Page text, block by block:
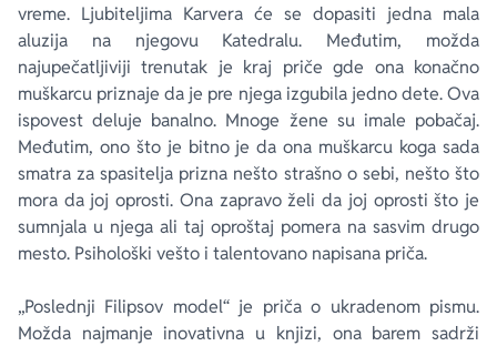
vreme. Ljubiteljima Karvera će se dopasiti jedna mala
aluzija na njegovu Katedralu. Međutim, možda
najupečatljiviji trenutak je kraj priče gde ona konačno
muškarcu priznaje da je pre njega izgubila jedno dete. Ova
ispovest deluje banalno. Mnoge žene su imale pobačaj.
Međutim, ono što je bitno je da ona muškarcu koga sada
smatra za spasitelja prizna nešto strašno o sebi, nešto što
mora da joj oprosti. Ona zapravo želi da joj oprosti što je
sumnjala u njega ali taj oproštaj pomera na sasvim drugo
mesto. Psihološki vešto i talentovano napisana priča.
„Poslednji Filipsov model“ je priča o ukradenom pismu.
Možda najmanje inovativna u knjizi, ona barem sadrži